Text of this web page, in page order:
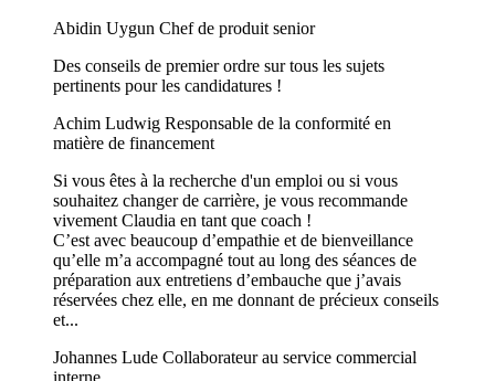
Abidin Uygun Chef de produit senior
Des conseils de premier ordre sur tous les sujets
pertinents pour les candidatures !
Achim Ludwig Responsable de la conformité en
matière de financement
Si vous êtes à la recherche d'un emploi ou si vous
souhaitez changer de carrière, je vous recommande
vivement Claudia en tant que coach !
C’est avec beaucoup d’empathie et de bienveillance
qu’elle m’a accompagné tout au long des séances de
préparation aux entretiens d’embauche que j’avais
réservées chez elle, en me donnant de précieux conseils
et...
Johannes Lude Collaborateur au service commercial
interne